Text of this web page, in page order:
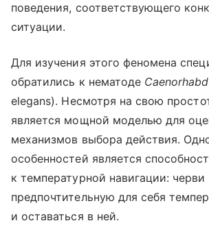
поведения, соответствующего
ситуации.
Для изучения этого феномена
обратились к нематоде
elegans). Несмотря на свою
является мощной моделью для
механизмов выбора действия.
особенностей является
к температурной навигации:
предпочтительную для себя
и оставаться в ней.